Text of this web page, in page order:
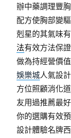
辦中藥調理豐
配方使胸部變
剋星的其氣味
法有效方法保
做為持經營價
娛樂城人氣設
方位照顧消化道
友用過推薦最
你的選購有效
設計體驗名牌